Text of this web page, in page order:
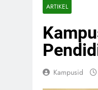
ARTIKEL
Kampusid